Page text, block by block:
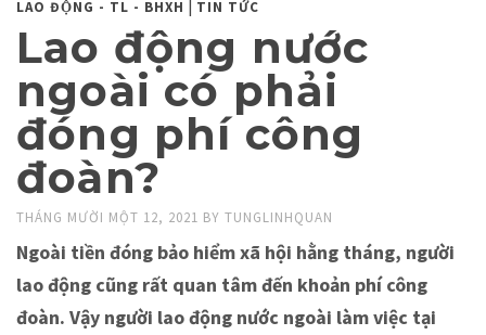
LAO ĐỘNG - TL - BHXH | TIN TỨC
Lao động nước
ngoài có phải
đóng phí công
đoàn?
THÁNG MƯỜI MỘT 12, 2021 BY TUNGLINHQUAN
Ngoài tiền đóng bảo hiểm xã hội hằng tháng, người
lao động cũng rất quan tâm đến khoản phí công
đoàn. Vậy người lao động nước ngoài làm việc tại